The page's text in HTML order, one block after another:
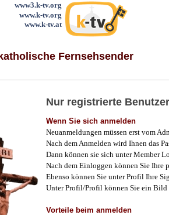
www3.k-tv.org
www.k-tv.org
www.k-tv.at
Fernsehsender
Nur registrierte
Wenn Sie sich anmelden
Neuanmeldungen müssen erst vom
Nach dem Anmelden wird Ihnen das
Dann können sie sich unter Member
Nach dem Einloggen können Sie Ihre
Ebenso können Sie unter Profil Ihre
Unter Profil/Profil können Sie ein Bild
Vorteile beim anmelden